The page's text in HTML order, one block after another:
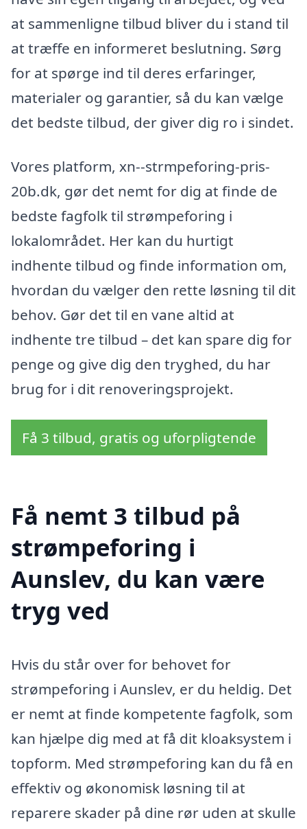
at sammenligne tilbud bliver du i stand til
at træffe en informeret beslutning. Sørg
for at spørge ind til deres erfaringer,
materialer og garantier, så du kan vælge
det bedste tilbud, der giver dig ro i sindet.
Vores platform, xn--strmpeforing-pris-
20b.dk, gør det nemt for dig at finde de
bedste fagfolk til strømpeforing i
lokalområdet. Her kan du hurtigt
indhente tilbud og finde information om,
hvordan du vælger den rette løsning til dit
behov. Gør det til en vane altid at
indhente tre tilbud – det kan spare dig for
penge og give dig den tryghed, du har
brug for i dit renoveringsprojekt.
Få 3 tilbud, gratis og uforpligtende
Få nemt 3 tilbud på
strømpeforing i
Aunslev, du kan være
tryg ved
Hvis du står over for behovet for
strømpeforing i Aunslev, er du heldig. Det
er nemt at finde kompetente fagfolk, som
kan hjælpe dig med at få dit kloaksystem i
topform. Med strømpeforing kan du få en
effektiv og økonomisk løsning til at
reparere skader på dine rør uden at skulle